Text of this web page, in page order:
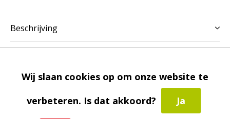
Beschrijving
Wij slaan cookies op om onze website te
verbeteren. Is dat akkoord?
Ja